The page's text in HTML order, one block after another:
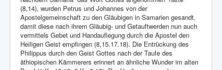
(8,14), wurden Petrus und Johannes von der
Apostelgemeinschaft zu den Gläubigen in Samarien gesandt,
damit diese nach ihrem Gläubig- und Getauftwerden nun auch
vermittels Gebet und Handauflegung durch die Apostel den
Heiligen Geist empfingen (8,15.17.18). Die Entrückung des
Philippus durch den Geist Gottes nach der Taufe des
äthiopischen Kämmerers erinnert an ähnliche Wunder im alten